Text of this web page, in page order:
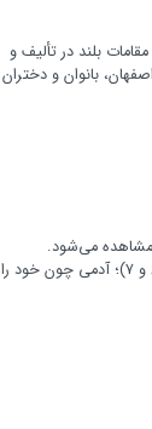
بلند در تألیف و
بانوان و دختران
مشاهده می‌شود.
خاصیت مقام و ثروت، طغیان است: «کلّاً إِنَّ الْإِنْسانَ لَيَطْغى،‌ أَنْ رَآهُ اسْتَغْنى‌» (علق، آیات ۶ و ۷)؛ آدمی چون خود را